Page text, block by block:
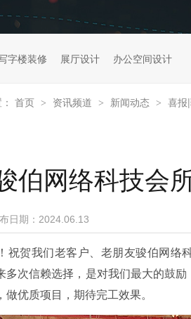
字楼装修 展厅设计 办公空间设计
首页 > 资讯频道 > 新闻动态 > 喜报
伯网络科技会
日期： 2024.06.13
祝贺我们老客户、老朋友骏伯网络
多次信赖选择，是对我们最大的鼓
做优质项目，期待完工效果。